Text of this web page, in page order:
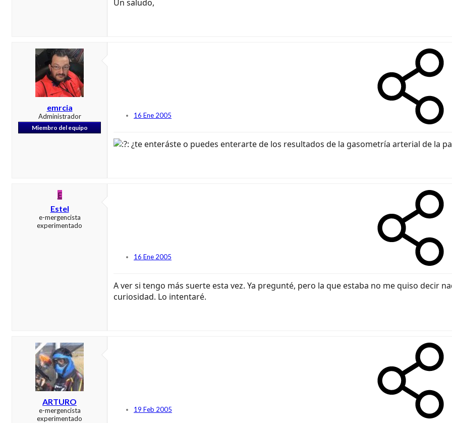
Un saludo,
emrcia
Administrador
Miembro del equipo
16 Ene 2005
¿te enteráste o puedes enterarte de los resultados de la gasometría arterial de la
E
Estel
e-mergencista
experimentado
16 Ene 2005
A ver si tengo más suerte esta vez. Ya pregunté, pero la que estaba no me quiso decir
curiosidad. Lo intentaré.
ARTURO
e-mergencista
experimentado
19 Feb 2005